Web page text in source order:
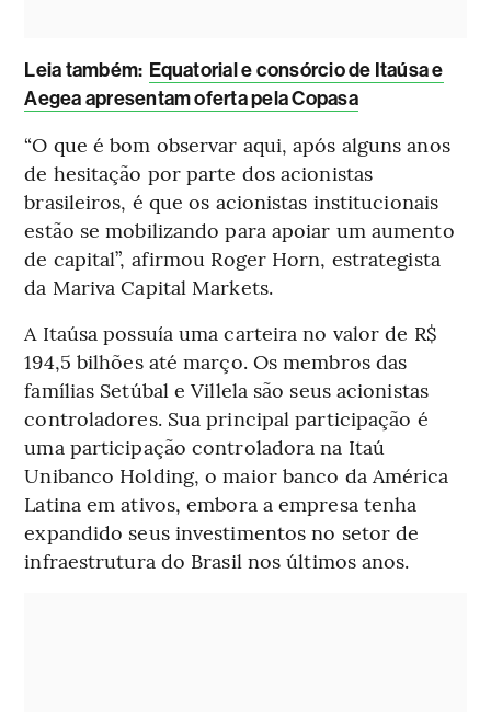
Leia também: Equatorial e consórcio de Itaúsa e
Aegea apresentam oferta pela Copasa
“O que é bom observar aqui, após alguns anos
de hesitação por parte dos acionistas
brasileiros, é que os acionistas institucionais
estão se mobilizando para apoiar um aumento
de capital”, afirmou Roger Horn, estrategista
da Mariva Capital Markets.
A Itaúsa possuía uma carteira no valor de R$
194,5 bilhões até março. Os membros das
famílias Setúbal e Villela são seus acionistas
controladores. Sua principal participação é
uma participação controladora na Itaú
Unibanco Holding, o maior banco da América
Latina em ativos, embora a empresa tenha
expandido seus investimentos no setor de
infraestrutura do Brasil nos últimos anos.